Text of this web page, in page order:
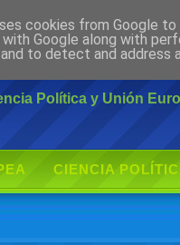
Política y Unión
CIENCIA
cookies from Google
with Google along with
to detect and address